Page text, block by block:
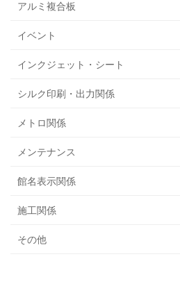
アルミ複合板
イベント
インクジェット・シート
シルク印刷・出力関係
メトロ関係
メンテナンス
館名表示関係
施工関係
その他